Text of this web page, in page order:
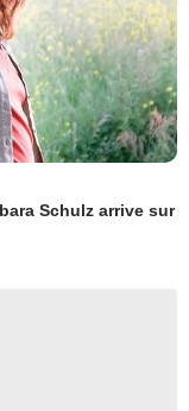
Schulz arrive sur